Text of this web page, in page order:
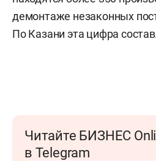
демонтаже незаконных
По Казани эта цифра
Читайте БИЗНЕС
в Telegram